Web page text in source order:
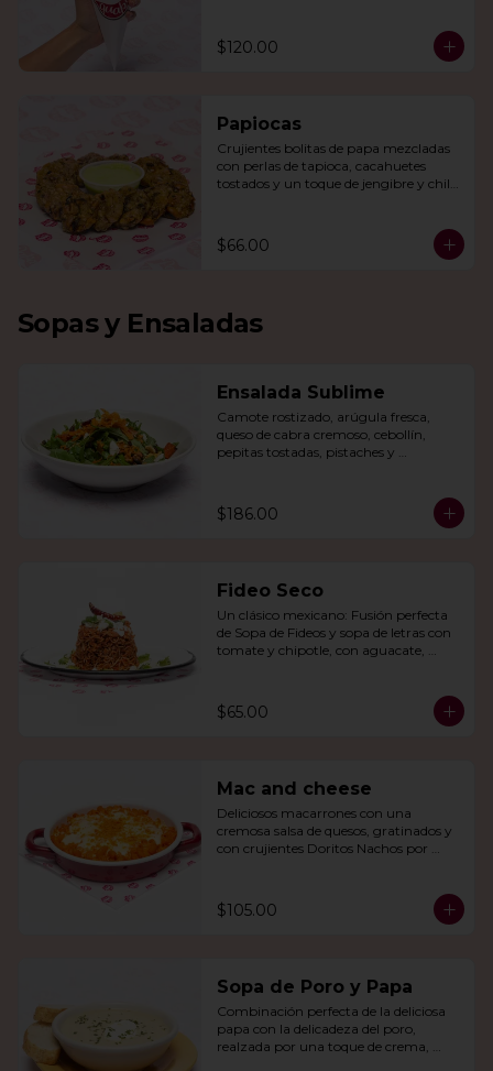
$120.00
Papiocas
Crujientes bolitas de papa mezcladas
con perlas de tapioca, cacahuetes
tostados y un toque de jengibre y chile
$66.00
Sopas y Ensaladas
Ensalada Sublime
Camote rostizado, arúgula fresca,
queso de cabra cremoso, cebollín,
pepitas tostadas, pistaches y
$186.00
Fideo Seco
Un clásico mexicano: Fusión perfecta
de Sopa de Fideos y sopa de letras con
tomate y chipotle, con aguacate,
$65.00
Mac and cheese
Deliciosos macarrones con una
cremosa salsa de quesos, gratinados y
con crujientes Doritos Nachos por
$105.00
Sopa de Poro y Papa
Combinación perfecta de la deliciosa
papa con la delicadeza del poro,
realzada por una toque de crema,